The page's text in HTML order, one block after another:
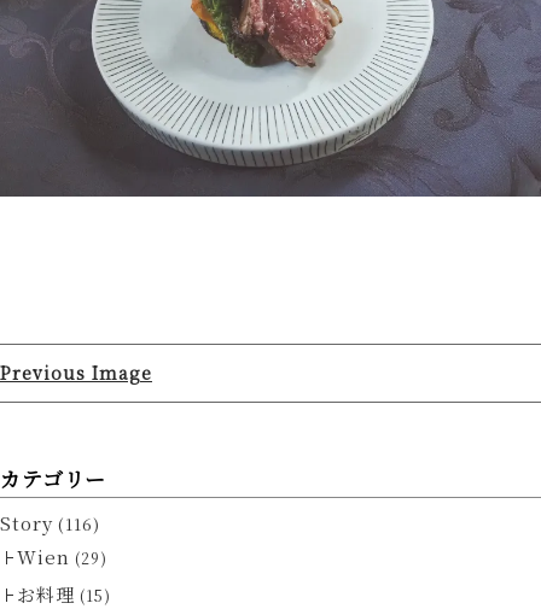
Previous Image
カテゴリー
Story (116)
Wien (29)
お料理 (15)